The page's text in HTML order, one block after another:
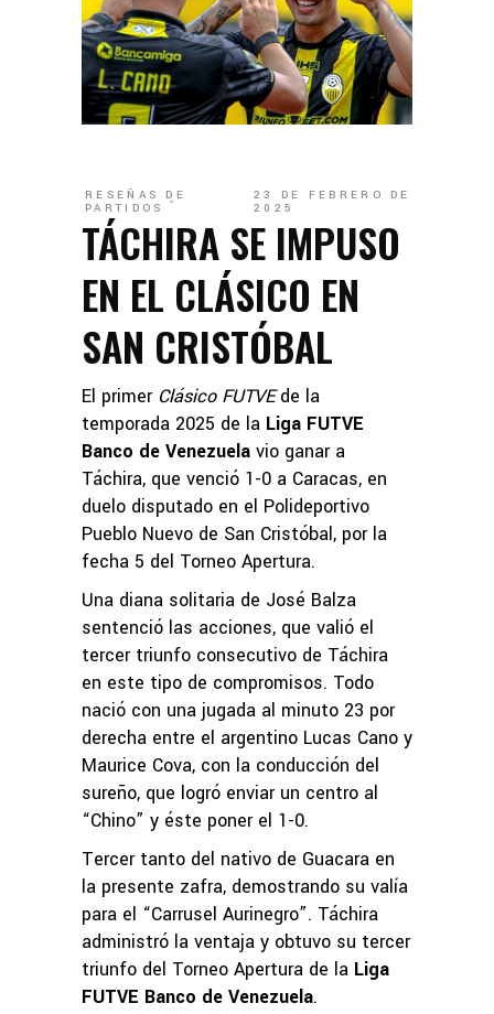
RESEÑAS DE
PARTIDOS
23 DE FEBRERO DE
2025
TÁCHIRA SE IMPUSO
EN EL CLÁSICO EN
SAN CRISTÓBAL
El primer Clásico FUTVEde la
temporada 2025 de la Liga FUTVE
Banco de Venezuela vio ganar a
Táchira, que venció 1-0 a Caracas, en
duelo disputado en el Polideportivo
Pueblo Nuevo de San Cristóbal, por la
fecha 5 del Torneo Apertura.
Una diana solitaria de José Balza
sentenció las acciones, que valió el
tercer triunfo consecutivo de Táchira
en este tipo de compromisos. Todo
nació con una jugada al minuto 23 por
derecha entre el argentino Lucas Cano y
Maurice Cova, con la conducción del
sureño, que logró enviar un centro al
“Chino” y éste poner el 1-0.
Tercer tanto del nativo de Guacara en
la presente zafra, demostrando su valía
para el “Carrusel Aurinegro”. Táchira
administró la ventaja y obtuvo su tercer
triunfo del Torneo Apertura de la Liga
FUTVE Banco de Venezuela.